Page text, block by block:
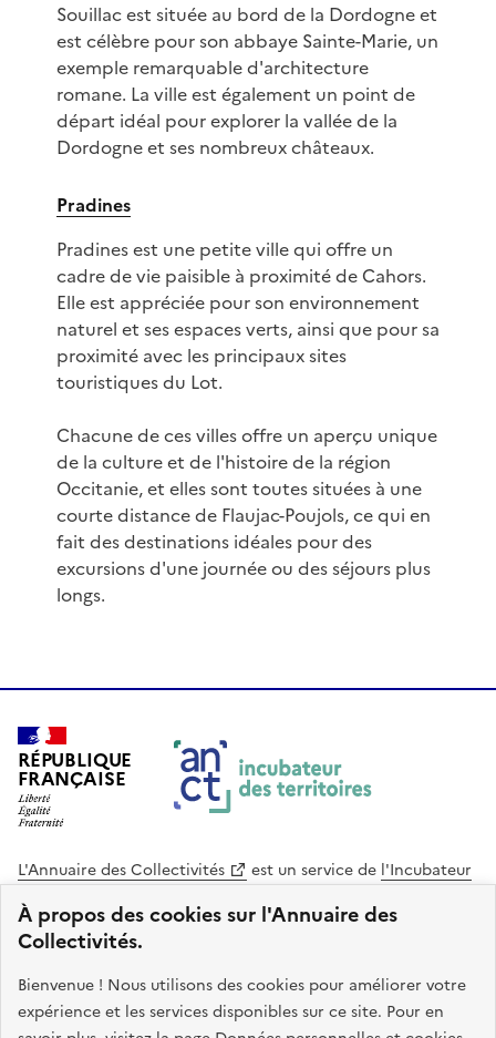
À propos des cookies sur l'Annuaire des
Collectivités.
Bienvenue ! Nous utilisons des cookies pour améliorer votre
expérience et les services disponibles sur ce site. Pour en
Souillac est située au bord de la Dordogne et
est célèbre pour son abbaye Sainte-Marie, un
exemple remarquable d'architecture
romane. La ville est également un point de
départ idéal pour explorer la vallée de la
Dordogne et ses nombreux châteaux.
Pradines
Pradines est une petite ville qui offre un
cadre de vie paisible à proximité de Cahors.
Elle est appréciée pour son environnement
naturel et ses espaces verts, ainsi que pour sa
proximité avec les principaux sites
touristiques du Lot.
Chacune de ces villes offre un aperçu unique
de la culture et de l'histoire de la région
Occitanie, et elles sont toutes situées à une
courte distance de Flaujac-Poujols, ce qui en
fait des destinations idéales pour des
excursions d'une journée ou des séjours plus
longs.
RÉPUBLIQUE
FRANÇAISE
L'Annuaire des Collectivités est un service de l'Incubateur
des Territoires
Cohésion des Territoires
. Le code source de ce site web
est disponible en licence libre. Le design de ce site est conçu
avec le système de design de l’État.
legifrance.gouv.fr info.gouv.fr